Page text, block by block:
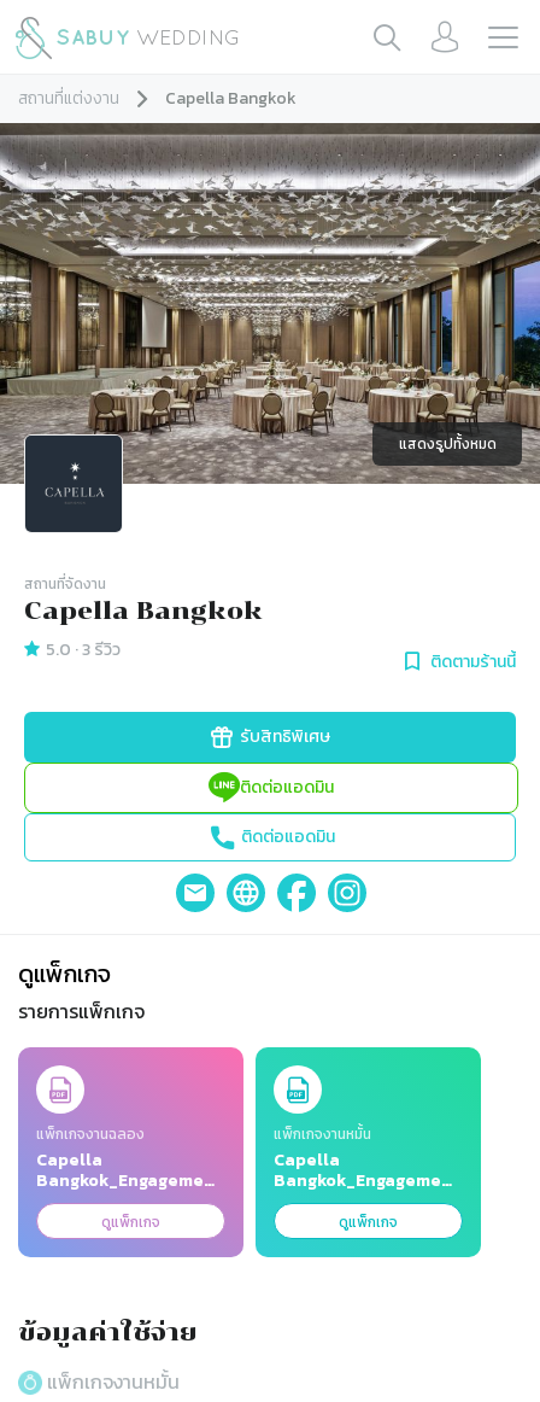
สถานที่แต่งงาน Capella Bangkok
แสดงรูปทั้งหมด
สถานที่จัดงาน
Capella Bangkok
5.0 ·3รีวิว ติดตามร้านนี้
รับสิทธิพิเศษ
ติดต่อแอดมิน
ติดต่อแอดมิน
ดูแพ็กเกจ
รายการแพ็กเกจ
Slide 1 of 2
แพ็กเกจงานฉลอง
Capella
Bangkok_Engagement
& Wedding
Package_2026.pdf
ดูแพ็กเกจ
แพ็กเกจงานหมั้น
Capella
Bangkok_Engagement
& Wedding
Package_2026.pdf
ดูแพ็กเกจ
ข้อมูลค่าใช้จ่าย
แพ็กเกจงานหมั้น